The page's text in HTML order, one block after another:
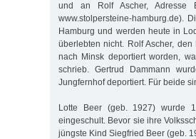
und an Rolf Ascher, Adresse
www.stolpersteine-hamburg.de).
Hamburg und werden heute in
überlebten nicht. Rolf Ascher,
nach Minsk deportiert worden,
schrieb. Gertrud Dammann
Jungfernhof deportiert. Für beide
Lotte Beer (geb. 1927) wurde
eingeschult. Bevor sie ihre
jüngste Kind Siegfried Beer (geb.